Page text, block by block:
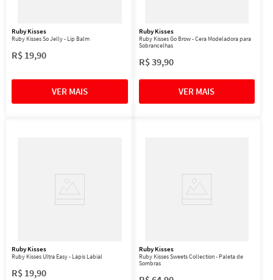
Ruby Kisses
Ruby Kisses So Jelly - Lip Balm
R$ 19,90
Ruby Kisses
Ruby Kisses Go Brow - Cera Modeladora para
Sobrancelhas
R$39,90
Ruby Kisses
Ruby Kisses Ultra Easy - Lápis Labial
R$ 19,90
Ruby Kisses
Ruby Kisses Sweets Collection - Paleta de
Sombras